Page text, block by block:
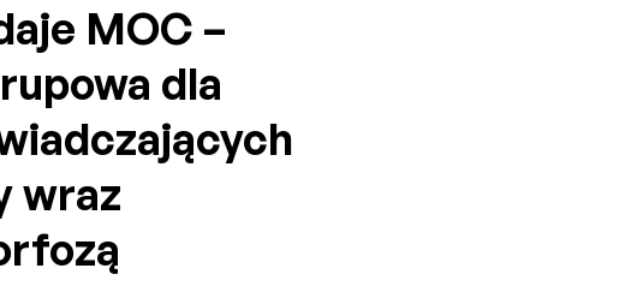
MOC –
dla
wraz